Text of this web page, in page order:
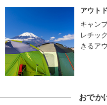
アウト
キャン
レチッ
きるア
おでか